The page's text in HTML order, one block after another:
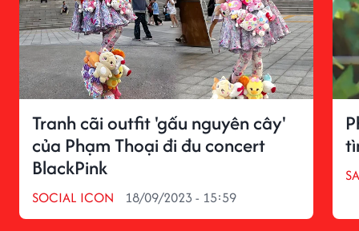
Tranh cãi outfit 'gấu nguyên cây'
của Phạm Thoại đi đu concert
BlackPink
SOCIAL ICON 18/09/2023 - 15:59